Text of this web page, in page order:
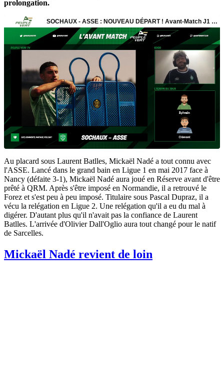
prolongation.
Au placard sous Laurent Batlles, Mickaël Nadé a tout connu avec
l'ASSE. Lancé dans le grand bain en Ligue 1 en mai 2017 face à
Nancy (défaite 3-1), Mickaël Nadé aura joué en Réserve avant d'être
prêté à QRM. Après s'être imposé en Normandie, il a retrouvé le
Forez et s'est peu à peu imposé. Titulaire sous Pascal Dupraz, il a
vécu la relégation en Ligue 2. Une relégation qu'il a eu du mal à
digérer. D'autant plus qu'il n'avait pas la confiance de Laurent
Batlles. L'arrivée d'Olivier Dall'Oglio aura tout changé pour le natif
de Sarcelles.
Mickaël Nadé revient de loin